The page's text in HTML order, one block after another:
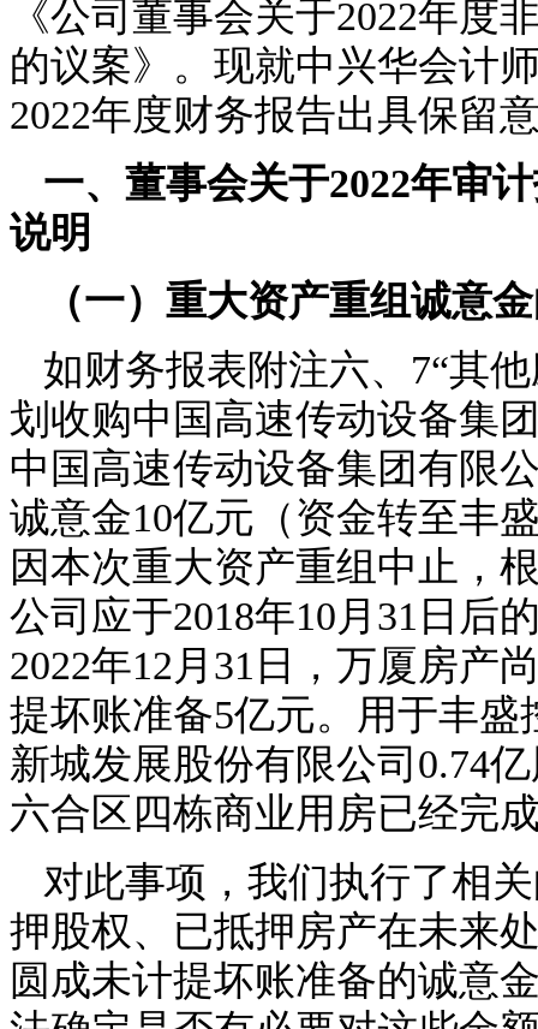
《公司董事会关于2022年度
的议案》。现就中兴华会计
2022年度财务报告出具保留
一、董事会关于2022年审
说明
（一） 重大资产重组诚意
如财务报表附注六、 7“其
划收购中国高速传动设备集
中国高速传动设备集团有限
诚意金10亿元（资金转至丰
因本次重大资产重组中止，
公司应于2018年10月31日后
2022年12月31日，万厦房产
提坏账准备5亿元。用于丰
新城发展股份有限公司0.74
六合区四栋商业用房已经完
对此事项，我们执行了相
押股权、已抵押房产在未来
圆成未计提坏账准备的诚意